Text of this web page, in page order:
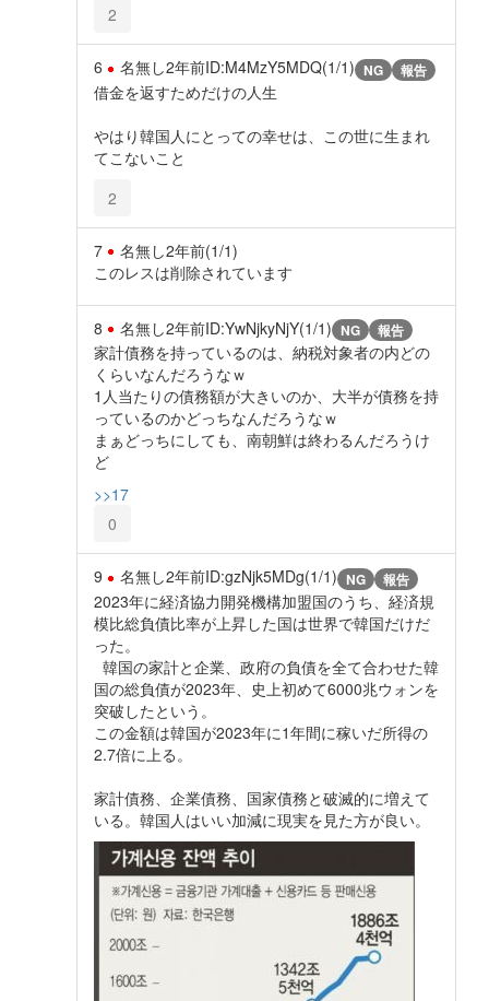
2
6 名無し2年前ID:M4MzY5MDQ(1/1) NG 報告
借金を返すためだけの人生
やはり韓国人にとっての幸せは、この世に生まれ
てこないこと
2
7 名無し2年前(1/1)
このレスは削除されています
8 名無し2年前ID:YwNjkyNjY(1/1) NG 報告
家計債務を持っているのは、納税対象者の内どの
くらいなんだろうなｗ
1人当たりの債務額が大きいのか、大半が債務を持
っているのかどっちなんだろうなｗ
まぁどっちにしても、南朝鮮は終わるんだろうけ
ど
>>17
0
9 名無し2年前ID:gzNjk5MDg(1/1) NG 報告
2023年に経済協力開発機構加盟国のうち、経済規
模比総負債比率が上昇した国は世界で韓国だけだ
った。
韓国の家計と企業、政府の負債を全て合わせた韓
国の総負債が2023年、史上初めて6000兆ウォンを
突破したという。
この金額は韓国が2023年に1年間に稼いだ所得の
2.7倍に上る。
家計債務、企業債務、国家債務と破滅的に増えて
いる。韓国人はいい加減に現実を見た方が良い。